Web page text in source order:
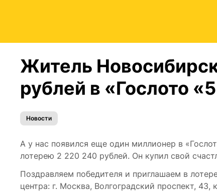
Житель
рублей в «Гослото
Новости
А у нас появился еще один миллионер в
лотерею 2 220 240 рублей. Он купил свой
Поздравляем победителя и приглашаем в
центра: г. Москва, Волгоградский проспект,